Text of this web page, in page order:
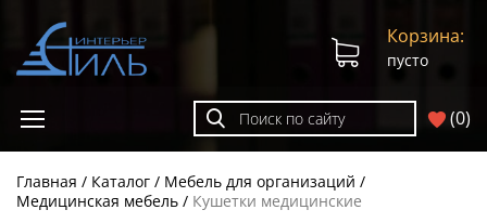
(0)
Корзина:
пусто
Главная Каталог
Мебель для организаций
Медицинская мебель
Кушетки медицинские